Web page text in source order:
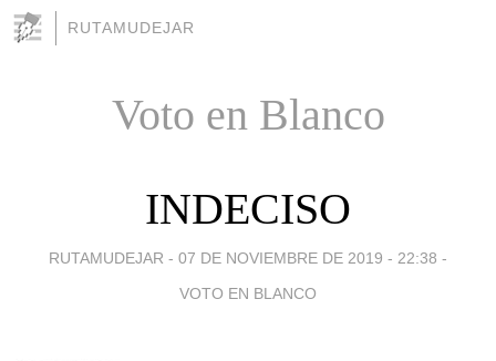
RUTAMUDEJAR
Voto en Blanco
INDECISO
RUTAMUDEJAR - 07 DE NOVIEMBRE DE 2019 - 22:38 -
VOTO EN BLANCO